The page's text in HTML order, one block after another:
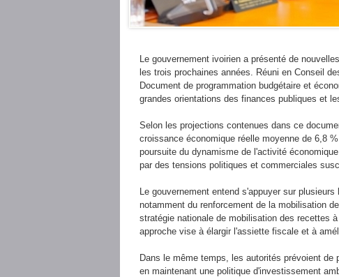
Le gouvernement ivoirien a présenté de
les trois prochaines années. Réuni en Conseil
Document de programmation budgétaire et
grandes orientations des finances publiques et
Selon les projections contenues dans ce
croissance économique réelle moyenne de 6,8
poursuite du dynamisme de l'activité
par des tensions politiques et commerciales
Le gouvernement entend s'appuyer sur
notamment du renforcement de la mobilisation
stratégie nationale de mobilisation des recettes
approche vise à élargir l'assiette fiscale et à
Dans le même temps, les autorités prévoient
en maintenant une politique d'investissement